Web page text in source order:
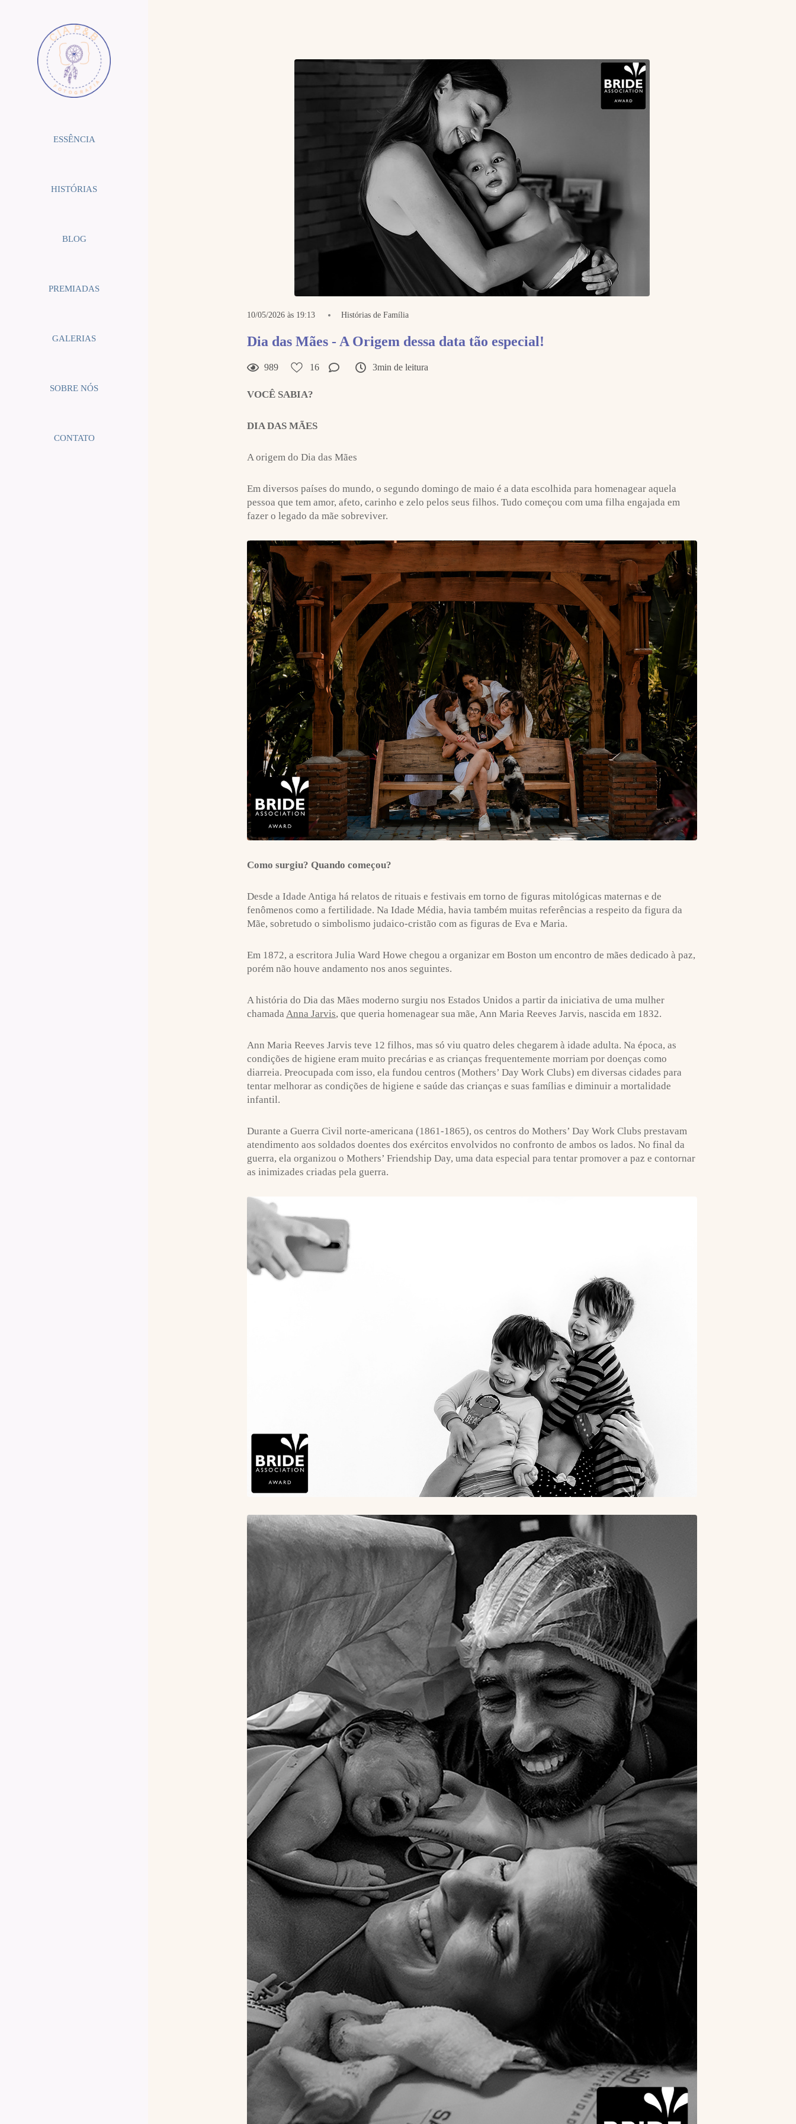
ESSÊNCIA
HISTÓRIAS
BLOG
PREMIADAS
GALERIAS
SOBRE NÓS
CONTATO
10/05/2026 às 19:13 Histórias de Família
Dia das Mães - A Origem dessa data tão especial!
989 16 3min de leitura
VOCÊ SABIA?
DIA DAS MÃES
A origem do Dia das Mães
Em diversos países do mundo, o segundo domingo de maio é a data escolhida para homenagear aquela
pessoa que tem amor, afeto, carinho e zelo pelos seus filhos. Tudo começou com uma filha engajada em
fazer o legado da mãe sobreviver.
Como surgiu? Quando começou?
Desde a Idade Antiga há relatos de rituais e festivais em torno de figuras mitológicas maternas e de
fenômenos como a fertilidade. Na Idade Média, havia também muitas referências a respeito da figura da
Mãe, sobretudo o simbolismo judaico-cristão com as figuras de Eva e Maria.
Em 1872, a escritora Julia Ward Howe chegou a organizar em Boston um encontro de mães dedicado à paz,
porém não houve andamento nos anos seguintes.
A história do Dia das Mães moderno surgiu nos Estados Unidos a partir da iniciativa de uma mulher
chamada Anna Jarvis, que queria homenagear sua mãe, Ann Maria Reeves Jarvis, nascida em 1832.
Ann Maria Reeves Jarvis teve 12 filhos, mas só viu quatro deles chegarem à idade adulta. Na época, as
condições de higiene eram muito precárias e as crianças frequentemente morriam por doenças como
diarreia. Preocupada com isso, ela fundou centros (Mothers’ Day Work Clubs) em diversas cidades para
tentar melhorar as condições de higiene e saúde das crianças e suas famílias e diminuir a mortalidade
infantil.
Durante a Guerra Civil norte-americana (1861-1865), os centros do Mothers’ Day Work Clubs prestavam
atendimento aos soldados doentes dos exércitos envolvidos no confronto de ambos os lados. No final da
guerra, ela organizou o Mothers’ Friendship Day, uma data especial para tentar promover a paz e contornar
as inimizades criadas pela guerra.